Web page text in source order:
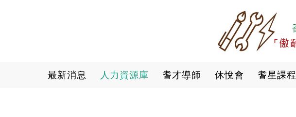
Main navigation
最新消息 人力資源庫 耆才導師 休悅會 耆星課程